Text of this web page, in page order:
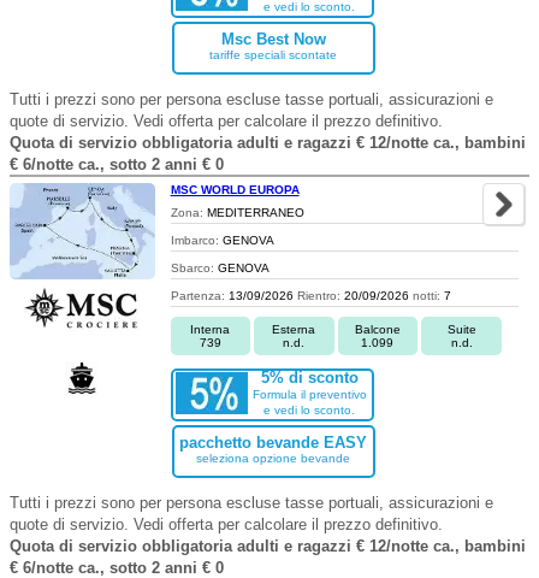
e vedi lo sconto.
Msc Best Now
tariffe speciali scontate
Tutti i prezzi sono per persona escluse tasse portuali, assicurazioni e
quote di servizio. Vedi offerta per calcolare il prezzo definitivo.
Quota di servizio obbligatoria adulti e ragazzi € 12/notte ca., bambini
€ 6/notte ca., sotto 2 anni € 0
MSC WORLD EUROPA
Zona: MEDITERRANEO
Imbarco: GENOVA
Sbarco: GENOVA
Partenza: 13/09/2026 Rientro: 20/09/2026 notti: 7
Interna
739
Esterna
n.d.
Balcone
1.099
Suite
n.d.
5% di sconto
Formula il preventivo
e vedi lo sconto.
pacchetto bevande EASY
seleziona opzione bevande
Tutti i prezzi sono per persona escluse tasse portuali, assicurazioni e
quote di servizio. Vedi offerta per calcolare il prezzo definitivo.
Quota di servizio obbligatoria adulti e ragazzi € 12/notte ca., bambini
€ 6/notte ca., sotto 2 anni € 0